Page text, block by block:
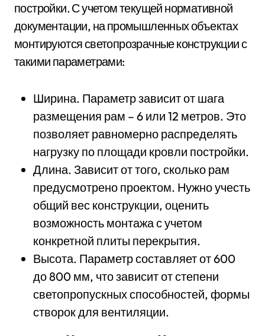
постройки. С учетом текущей нормативной
документации, на промышленных объектах
монтируются светопрозрачные конструкции с
такими параметрами:
Ширина. Параметр зависит от шага
размещения рам – 6 или 12 метров. Это
позволяет равномерно распределять
нагрузку по площади кровли постройки.
Длина. Зависит от того, сколько рам
предусмотрено проектом. Нужно учесть
общий вес конструкции, оценить
возможность монтажа с учетом
конкретной плиты перекрытия.
Высота. Параметр составляет от 600
до 800 мм, что зависит от степени
светопропускных способностей, формы
створок для вентиляции.